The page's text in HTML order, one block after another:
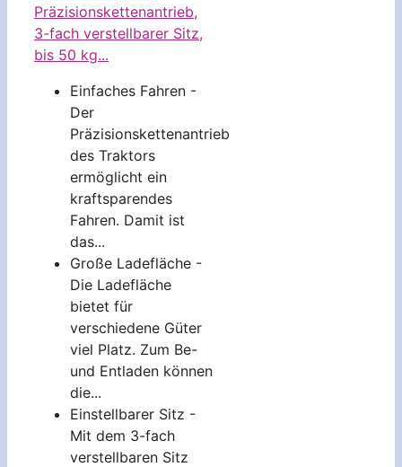
Präzisionskettenantrieb,
3-fach verstellbarer Sitz,
bis 50 kg...
Einfaches Fahren -
Der
Präzisionskettenantrieb
des Traktors
ermöglicht ein
kraftsparendes
Fahren. Damit ist
das...
Große Ladefläche -
Die Ladefläche
bietet für
verschiedene Güter
viel Platz. Zum Be-
und Entladen können
die...
Einstellbarer Sitz -
Mit dem 3-fach
verstellbaren Sitz